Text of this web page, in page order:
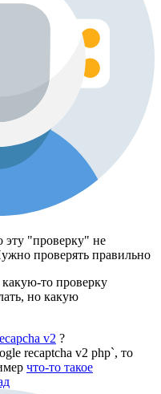
эту "проверку" не
проверять правильно
то проверку
но какую
v2 ?
recaptcha v2 php`, то
что-то такое